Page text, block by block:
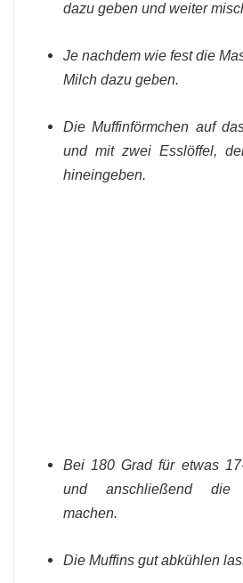
dazu geben und weiter
Je nachdem wie fest die
Milch dazu geben.
Die Muffinförmchen auf
und mit zwei Esslöffel,
hineingeben.
Bei 180 Grad für etwas
und anschließend die
machen.
Die Muffins gut abkühlen